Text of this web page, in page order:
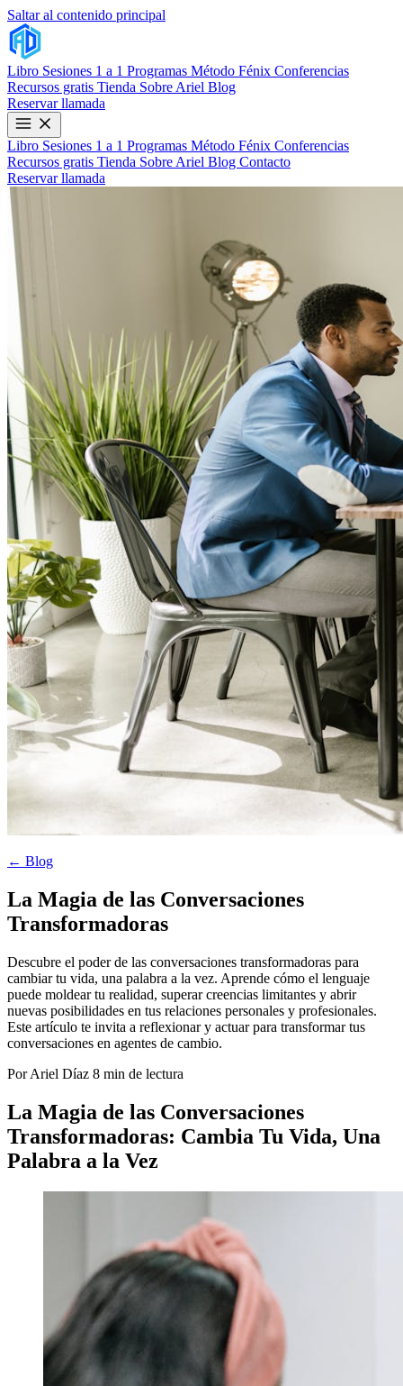
Saltar al contenido principal
Libro Sesiones 1 a 1 Programas Método Fénix Conferencias
Recursos gratis Tienda Sobre Ariel Blog
Reservar llamada
Libro Sesiones 1 a 1 Programas Método Fénix Conferencias
Recursos gratis Tienda Sobre Ariel Blog Contacto
Reservar llamada
← Blog
La Magia de las Conversaciones
Transformadoras
Descubre el poder de las conversaciones transformadoras para
cambiar tu vida, una palabra a la vez. Aprende cómo el lenguaje
puede moldear tu realidad, superar creencias limitantes y abrir
nuevas posibilidades en tus relaciones personales y profesionales.
Este artículo te invita a reflexionar y actuar para transformar tus
conversaciones en agentes de cambio.
Por Ariel Díaz 8 min de lectura
La Magia de las Conversaciones
Transformadoras: Cambia Tu Vida, Una
Palabra a la Vez